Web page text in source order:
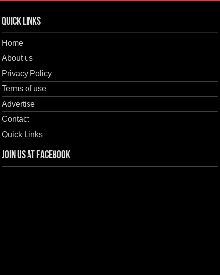
Quick Links
Home
About us
Privacy Policy
Terms of use
Advertise
Contact
Quick Links
Join us at Facebook